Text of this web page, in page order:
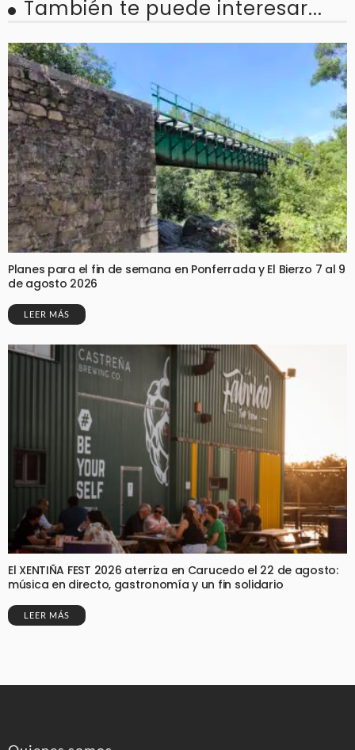
También te puede interesar...
Planes para el fin de semana en Ponferrada y El Bierzo 7 al 9
de agosto 2026
LEER MÁS
El XENTIÑA FEST 2026 aterriza en Carucedo el 22 de agosto:
música en directo, gastronomía y un fin solidario
LEER MÁS